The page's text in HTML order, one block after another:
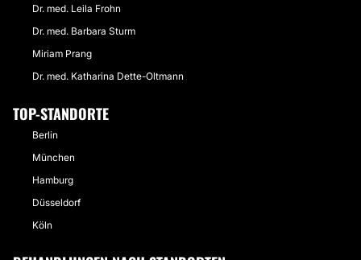
Dr. med. Leila Frohn
Dr. med. Barbara Sturm
Miriam Prang
Dr. med. Katharina Dette-Oltmann
TOP-STANDORTE
Berlin
München
Hamburg
Düsseldorf
Köln